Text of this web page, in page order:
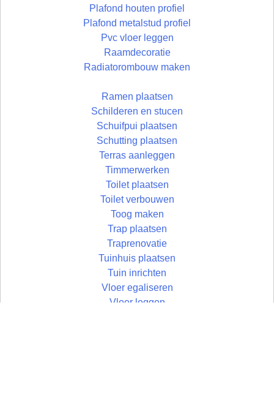
Plafond houten profiel
Plafond metalstud profiel
Pvc vloer leggen
Raamdecoratie
Radiatorombouw maken
Ramen plaatsen
Schilderen en stucen
Schuifpui plaatsen
Schutting plaatsen
Terras aanleggen
Timmerwerken
Toilet plaatsen
Toilet verbouwen
Toog maken
Trap plaatsen
Traprenovatie
Tuinhuis plaatsen
Tuin inrichten
Vloer egaliseren
Vloer leggen